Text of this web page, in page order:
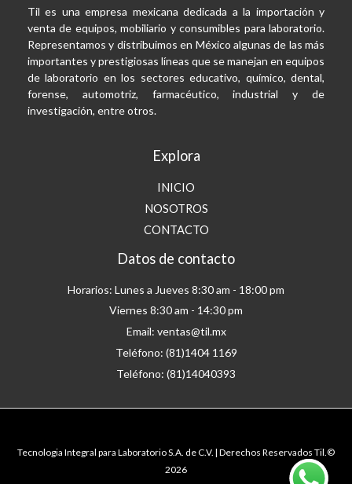
Til es una empresa mexicana dedicada a la importación y
venta de equipos, mobiliario y consumibles para laboratorio.
Representamos y distribuimos en México algunas de las más
importantes y prestigiosas líneas que se manejan en equipos
de laboratorio en los sectores educativo, químico, dental,
forense, automotriz, farmacéutico, industrial y de
investigación, entre otros.
Explora
INICIO
NOSOTROS
CONTACTO
Datos de contacto
Horarios: Lunes a Jueves 8:30 am - 18:00 pm
Viernes 8:30 am - 14:30 pm
Email: ventas@til.mx
Teléfono: (81)1404 1169
Teléfono: (81)14040393
Tecnologia Integral para Laboratorio S.A. de C.V. | Derechos Reservados Til.©
2026